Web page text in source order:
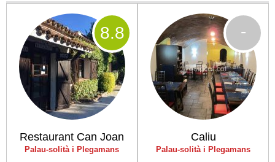
Restaurant Can Joan
Palau-solità i Plegamans
8.8
Caliu
Palau-solità i Plegamans
-